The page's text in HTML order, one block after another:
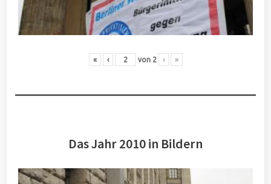
« ‹ von 2 › »
Das Jahr 2010 in Bildern